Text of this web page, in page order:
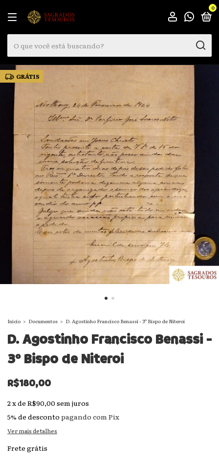
0
GRÁTIS
Início > Documentos > D. Agostinho Francisco Benassi - 3º Bispo de Niteroi
D. Agostinho Francisco Benassi -
3º Bispo de Niteroi
R$180,00
2xde R$90,00 sem juros
5% de desconto pagando com Pix
Ver mais detalhes
Frete grátis